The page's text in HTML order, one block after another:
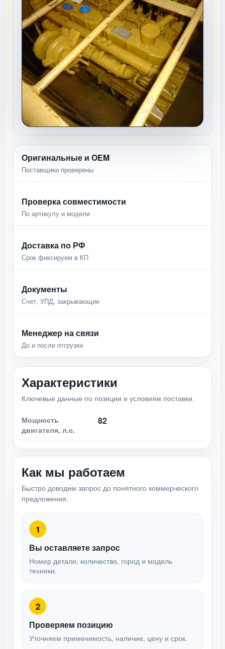
Оригинальные и OEM
Поставщики проверены
Проверка совместимости
По артикулу и модели
Доставка по РФ
Срок фиксируем в КП
Документы
Счет, УПД, закрывающие
Менеджер на связи
До и после отгрузки
Характеристики
Ключевые данные по позиции и условиям поставки.
Мощность
двигателя, л.с.
82
Как мы работаем
Быстро доводим запрос до понятного коммерческого
предложения.
1
Вы оставляете запрос
Номер детали, количество, город и модель
техники.
2
Проверяем позицию
Уточняем применимость, наличие, цену и срок.